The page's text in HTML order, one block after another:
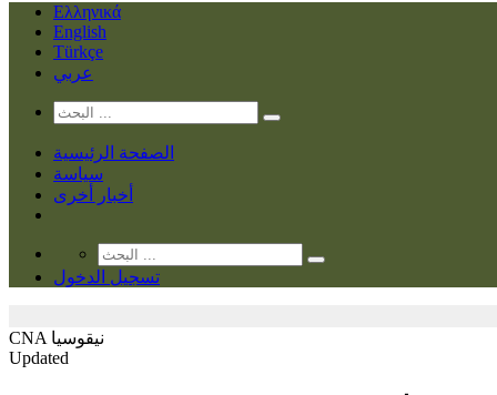
Ελληνικά
English
Türkçe
عربي
الصفحة الرئيسية
سياسة
أخبار أخرى
تسجيل الدخول
CNA نيقوسيا
Updated